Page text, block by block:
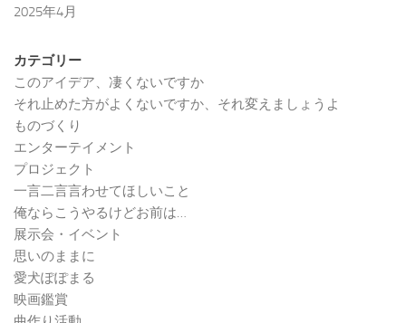
2025年4月
カテゴリー
このアイデア、凄くないですか
それ止めた方がよくないですか、それ変えましょうよ
ものづくり
エンターテイメント
プロジェクト
一言二言言わせてほしいこと
俺ならこうやるけどお前は…
展示会・イベント
思いのままに
愛犬ぽぽまる
映画鑑賞